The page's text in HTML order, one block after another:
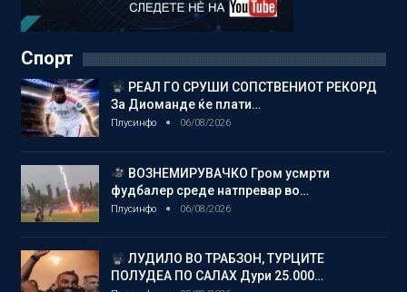
Спорт
РЕАЛ ГО СРУШИ СОПСТВЕНИОТ РЕКОРД
За Диоманде ќе плати…
Плусинфо 06/08/2026
ВОЗНЕМИРУВАЧКО Гром усмрти
фудбалер среде натпревар во…
Плусинфо 06/08/2026
ЛУДИЛО ВО ТРАБЗОН, ТУРЦИТЕ
ПОЛУДЕА ПО САЛАХ Дури 25.000…